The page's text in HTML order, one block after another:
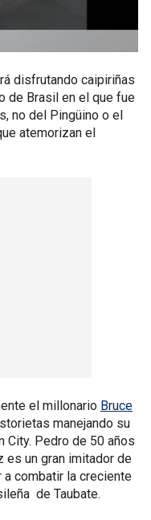
disfrutando caipiriñas
de Brasil en el que fue
no del Pingüino o el
atemorizan el
el millonario Bruce
manejando su
City. Pedro de 50 años
es un gran imitador de
a combatir la creciente
de Taubate.